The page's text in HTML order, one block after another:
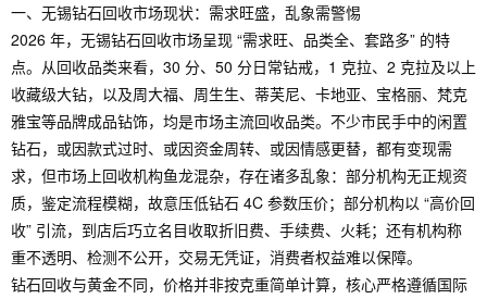
一、无锡钻石回收市场现状：需求旺盛，乱象需警惕
2026 年，无锡钻石回收市场呈现 “需求旺、品类全、套路多” 的特
点。从回收品类来看，30 分、50 分日常钻戒，1 克拉、2 克拉及以上
收藏级大钻，以及周大福、周生生、蒂芙尼、卡地亚、宝格丽、梵克
雅宝等品牌成品钻饰，均是市场主流回收品类。不少市民手中的闲置
钻石，或因款式过时、或因资金周转、或因情感更替，都有变现需
求，但市场上回收机构鱼龙混杂，存在诸多乱象：部分机构无正规资
质，鉴定流程模糊，故意压低钻石 4C 参数压价；部分机构以 “高价回
收” 引流，到店后巧立名目收取折旧费、手续费、火耗；还有机构称
重不透明、检测不公开，交易无凭证，消费者权益难以保障。
钻石回收与黄金不同，价格并非按克重简单计算，核心严格遵循国际